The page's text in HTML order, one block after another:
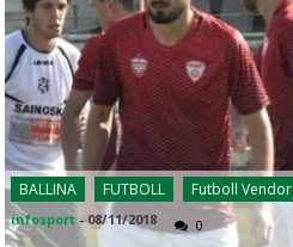
BALLINA FUTBOLL Futboll Vendor
infosport -08/11/2018 0